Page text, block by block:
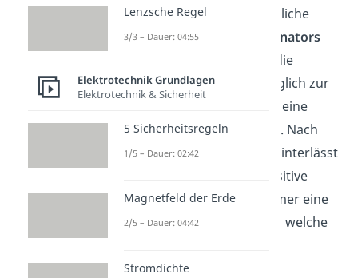
Wirtsmaterials. Das zusätzliche
Elektroneines solchen
Donators
steht nach Einbindung in die
Kristallstruktur
frei beweglich zur
Verfügung. Legst du dann eine
Spannungfließt ein
. Nach
Anlegen einer
hinterlässt
(positive
Ladung). Somit gibt es immer eine
ortsfestepositive
, welche
gegenübersteht.
Lenzsche Regel
3/3 – Dauer: 04:55
Elektrotechnik Grundlagen
Elektrotechnik & Sicherheit
5 Sicherheitsregeln
1/5 – Dauer: 02:42
Magnetfeld der Erde
2/5 – Dauer: 04:42
Stromdichte